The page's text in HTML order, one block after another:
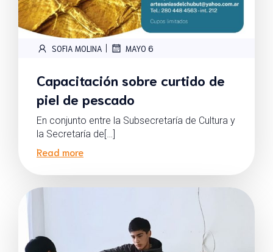
SOFIA MOLINA | MAYO 6
Capacitación sobre curtido de
piel de pescado
En conjunto entre la Subsecretaría de Cultura y
la Secretaría de[…]
Read more